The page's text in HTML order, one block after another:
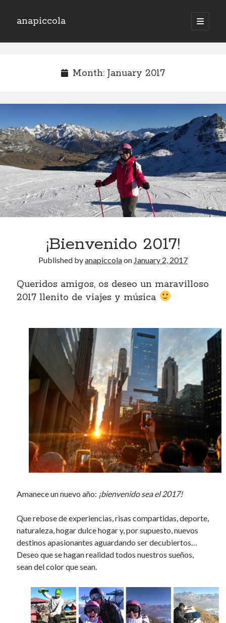
anapiccola
open
primary
Sidebar
Lo mejor del 2017. Vol I.
Archives
June 2019
January 2018
December 2017
November 2017
October 2017
November 2016
October 2016
June 2016
April 2016
December 2015
November 2015
October 2015
September 2015
December 2014
June 2014
March 2014
February 2014
January 2014
December 2013
November 2013
October 2013
August 2013
June 2013
May 2013
April 2013
March 2013
February 2013
December 2012
November 2012
October 2012
Month: January 2017
¡Bienvenido 2017!
Published byanapiccolaon January 2, 2017
Queridos amigos, os deseo un maravilloso
2017 llenito de viajes y música
Amanece un nuevo año: ¡bienvenido sea el 2017!
Que rebose de experiencias, risas compartidas, deporte,
naturaleza, hogar dulce hogar y, por supuesto, nuevos
destinos apasionantes aguardando ser decubiertos…
Deseo que se hagan realidad todos nuestros sueños,
sean del color que sean.